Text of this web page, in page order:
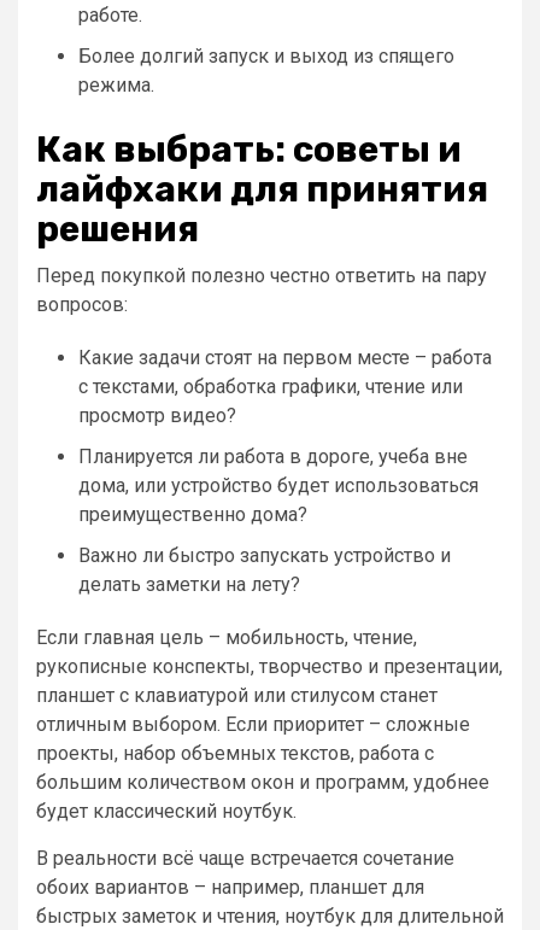
работе.
Более долгий запуск и выход из спящего
режима.
Как выбрать: советы и
лайфхаки для принятия
решения
Перед покупкой полезно честно ответить на пару
вопросов:
Какие задачи стоят на первом месте – работа
с текстами, обработка графики, чтение или
просмотр видео?
Планируется ли работа в дороге, учеба вне
дома, или устройство будет использоваться
преимущественно дома?
Важно ли быстро запускать устройство и
делать заметки на лету?
Если главная цель – мобильность, чтение,
рукописные конспекты, творчество и презентации,
планшет с клавиатурой или стилусом станет
отличным выбором. Если приоритет – сложные
проекты, набор объемных текстов, работа с
большим количеством окон и программ, удобнее
будет классический ноутбук.
В реальности всё чаще встречается сочетание
обоих вариантов – например, планшет для
быстрых заметок и чтения, ноутбук для длительной